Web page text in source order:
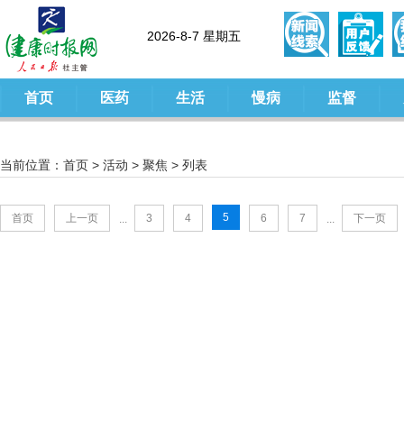
2026-8-7 星期五
首页 医药 生活 慢病 监督
当前位置： 首页 > 活动 > 聚焦 > 列表
首页 上一页 ... 3 4 5 6 7 ... 下一页